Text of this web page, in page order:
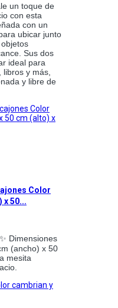
un toque de
con esta
con un
ubicar junto
Sus dos
ideal para
y más,
y libre de
Color
x 50...
Dimensiones
(ancho) x 50
mesita